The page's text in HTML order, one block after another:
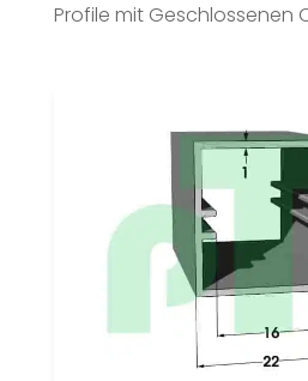
Profile mit Geschlossenen